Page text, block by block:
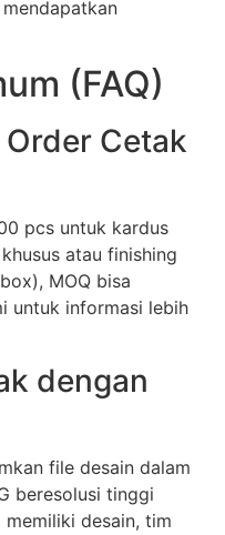
(FAQ)
Cetak
pcs untuk kardus
atau finishing
MOQ bisa
untuk informasi lebih
dengan
file desain dalam
beresolusi tinggi
desain, tim